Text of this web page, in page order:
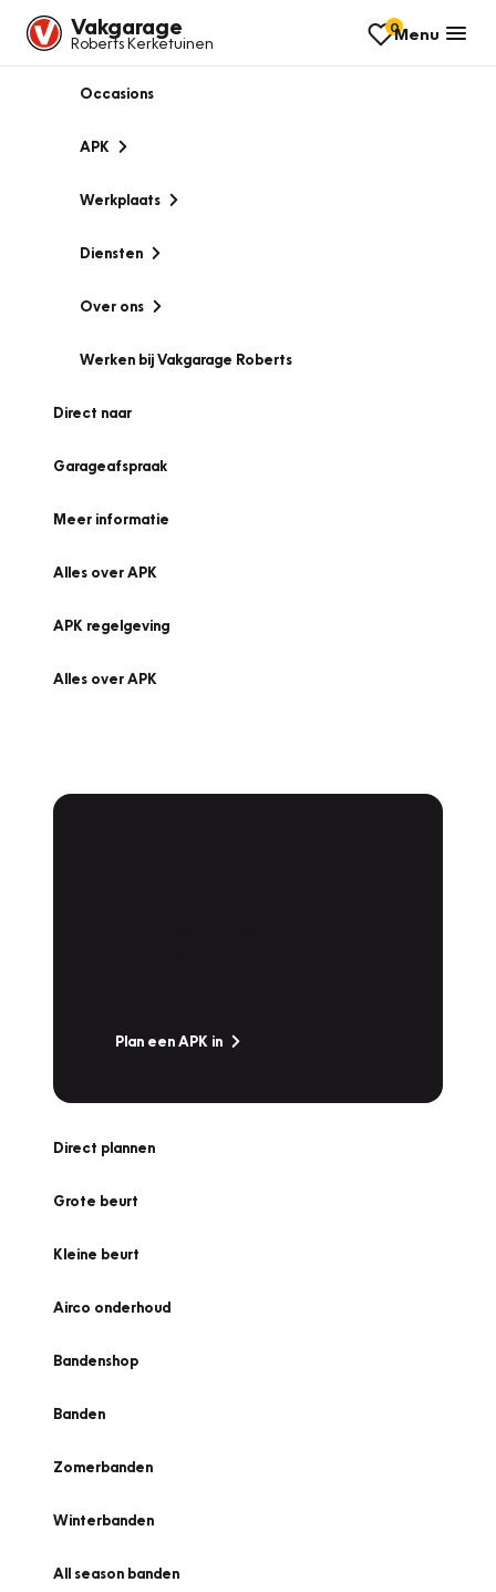
Vakgarage
Roberts Kerketuinen
0Menu
Occasions
APK
Werkplaats
Diensten
Over ons
Werken bij Vakgarage Roberts
Direct naar
Garageafspraak
Meer informatie
Alles over APK
APK regelgeving
Alles over APK
Plan een APK in
Direct plannen
Grote beurt
Kleine beurt
Airco onderhoud
Bandenshop
Banden
Zomerbanden
Winterbanden
All season banden